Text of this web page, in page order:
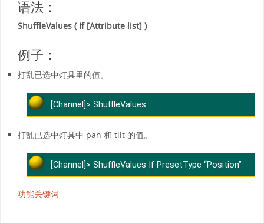
语法：
ShuffleValues ( If [Attribute list] )
例子：
打乱已选中灯具里的值。
[Channel]> ShuffleValues
打乱已选中灯具中 pan 和 tilt 的值。
[Channel]> ShuffleValues If PresetType “Position”
功能关键词